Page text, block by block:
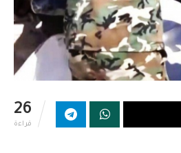
26
قراءة